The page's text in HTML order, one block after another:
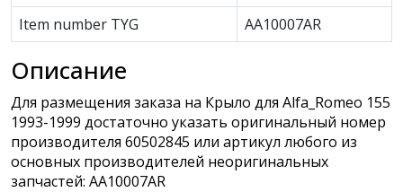
Item number TYG
AA10007AR
Описание
Для размещения заказа на Крыло для Alfa_Romeo 155
1993-1999 достаточно указать оригинальный номер
производителя 60502845 или артикул любого из
основных производителей неоригинальных
запчастей: AA10007AR